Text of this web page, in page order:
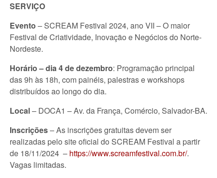
SERVIÇO
Evento – SCREAM Festival 2024, ano VII – O maior
Festival de Criatividade, Inovação e Negócios do Norte-
Nordeste.
Horário – dia 4 de dezembro: Programação principal
das 9h às 18h, com painéis, palestras e workshops
distribuídos ao longo do dia.
Local– DOCA1 – Av. da França, Comércio, Salvador-BA.
Inscrições– As inscrições gratuitas devem ser
realizadas pelo site oficial do SCREAM Festival a partir
de 18/11/2024 – https://www.screamfestival.com.br/.
Vagas limitadas.